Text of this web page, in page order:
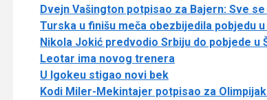
Dvejn Vašington potpisao za Bajern: Sve
Turska u finišu meča obezbijedila pobjedu
Nikola Jokić predvodio Srbiju do pobjede u
Leotar ima novog trenera
U Igokeu stigao novi bek
Kodi Miler-Mekintajer potpisao za